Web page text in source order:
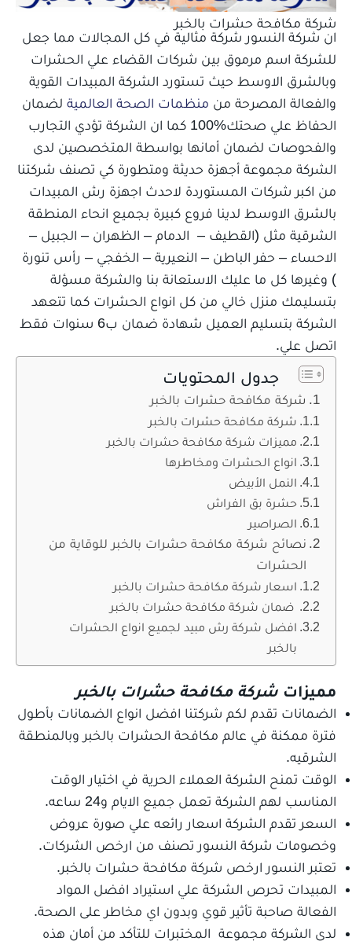
شركة مكافحة حشرات بالخبر
ان شركة النسور شركة مثالية في كل المجالات مما جعل
للشركة اسم مرموق بين شركات القضاء علي الحشرات
وبالشرق الاوسط حيث تستورد الشركة المبيدات القوية
والفعالة المصرحة من منظمات الصحة العالمية لضمان
الحفاظ علي صحتك%100 كما ان الشركة تؤدي التجارب
والفحوصات لضمان أمانها بواسطة المتخصصين لدى
الشركة مجموعة أجهزة حديثة ومتطورة كي تصنف شركتنا
من اكبر شركات المستوردة لاحدث اجهزة رش المبيدات
بالشرق الاوسط لدينا فروع كبيرة بجميع انحاء المنطقة
الشرقية مثل (القطيف – الدمام – الظهران – الجبيل –
الاحساء – حفر الباطن – النعيرية – الخفجي – رأس تنورة
) وغيرها كل ما عليك الاستعانة بنا والشركة مسؤلة
بتسليمك منزل خالي من كل انواع الحشرات كما تتعهد
الشركة بتسليم العميل شهادة ضمان ب6 سنوات فقط
اتصل علي.
جدول المحتويات
شركة مكافحة حشرات بالخبر
شركة مكافحة حشرات بالخبر
مميزات شركة مكافحة حشرات بالخبر
انواع الحشرات ومخاطرها
النمل الأبيض
حشرة بق الفراش
الصراصير
نصائح شركة مكافحة حشرات بالخبر للوقاية من
الحشرات
اسعار شركة مكافحة حشرات بالخبر
ضمان شركة مكافحة حشرات بالخبر
افضل شركة رش مبيد لجميع انواع الحشرات
بالخبر
مميزات شركة مكافحة حشرات بالخبر
الضمانات تقدم لكم شركتنا افضل انواع الضمانات بأطول
فترة ممكنة في عالم مكافحة الحشرات بالخبر وبالمنطقة
الشرقيه.
الوقت تمنح الشركة العملاء الحرية في اختيار الوقت
المناسب لهم الشركة تعمل جميع الايام و24 ساعه.
السعر تقدم الشركة اسعار رائعه علي صورة عروض
وخصومات شركة النسور تصنف من ارخص الشركات.
تعتبر النسور ارخص شركة مكافحة حشرات بالخبر.
المبيدات تحرص الشركة علي استيراد افضل المواد
الفعالة صاحبة تأثير قوي وبدون اي مخاطر على الصحة.
لدي الشركة مجموعة المختبرات للتأكد من أمان هذه